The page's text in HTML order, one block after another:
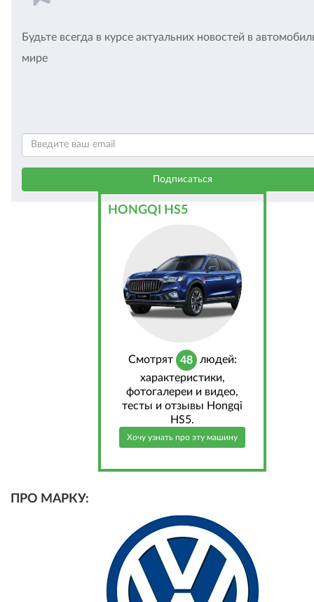
Будьте всегда в курсе актуальних новостей в
мире
HONGQI HS5
Cмотрят 48 людей:
характеристики,
фотогалереи и видео,
тесты и отзывы Hongqi
HS5.
Хочу узнать про эту машину
ПРО МАРКУ: